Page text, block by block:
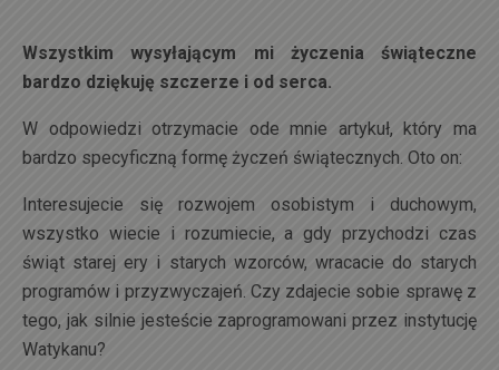
Wszystkim wysyłającym mi życzenia świąteczne
bardzo dziękuję szczerze i od serca.
W odpowiedzi otrzymacie ode mnie artykuł, który ma
bardzo specyficzną formę życzeń świątecznych. Oto on:
Interesujecie się rozwojem osobistym i duchowym,
wszystko wiecie i rozumiecie, a gdy przychodzi czas
świąt starej ery i starych wzorców, wracacie do starych
programów i przyzwyczajeń. Czy zdajecie sobie sprawę z
tego, jak silnie jesteście zaprogramowani przez instytucję
Watykanu?